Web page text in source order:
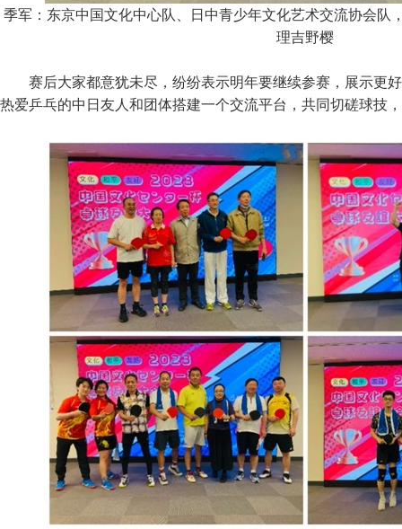
季军：东京中国文化中心队、日中青少年文化艺术交流协会队
理吉野樱
赛后大家都意犹未尽，纷纷表示明年要继续参赛，展示更
热爱乒乓的中日友人和团体搭建一个交流平台，共同切磋球技